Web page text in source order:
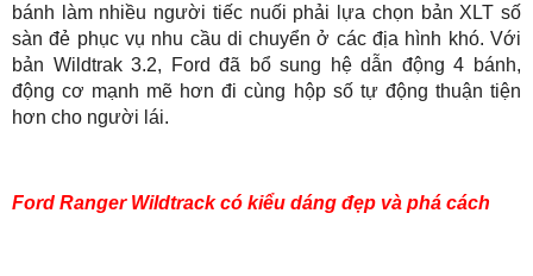
bánh làm nhiều người tiếc nuối phải lựa chọn bản XLT số
sàn đẻ phục vụ nhu cầu di chuyển ở các địa hình khó. Với
bản Wildtrak 3.2, Ford đã bổ sung hệ dẫn động 4 bánh,
động cơ mạnh mẽ hơn đi cùng hộp số tự động thuận tiện
hơn cho người lái.
Ford Ranger Wildtrack có kiểu dáng đẹp và phá cách